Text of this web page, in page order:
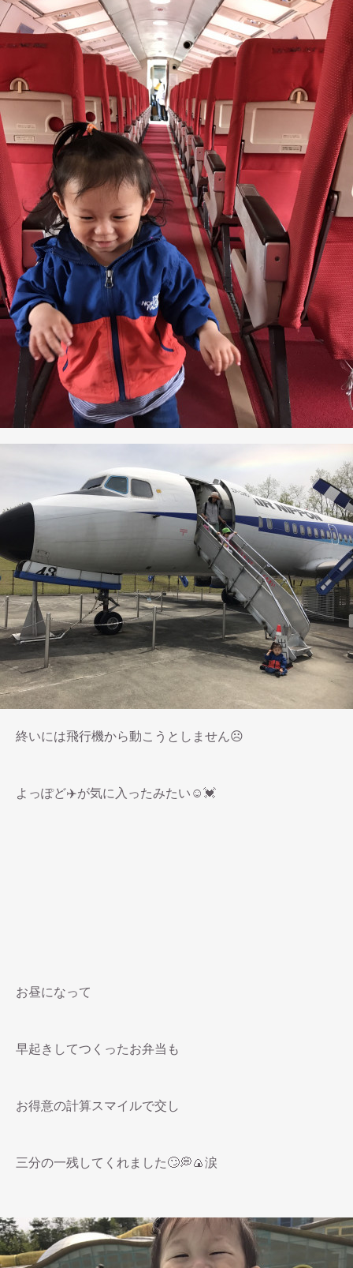
終いには飛行機から動こうとしません☹️
よっぽど✈️が気に入ったみたい☺️💓
お昼になって
早起きしてつくったお弁当も
お得意の計算スマイルで交し
三分の一残してくれました🙄💭🍙涙